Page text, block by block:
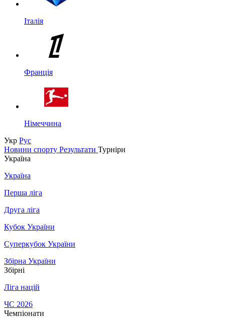
Італія
Франція
Німеччина
Укр Рус
Новини спорту Результати Турніри
Україна
Україна
Перша ліга
Друга ліга
Кубок України
Суперкубок України
Збірна України
Збірні
Ліга націй
ЧС 2026
Чемпіонати